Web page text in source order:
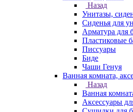
Назад
Унитазы,
Сиденья для
Арматура для
Пластиковые
Писсуары
Биде
Чаши Генуя
Ванная комната,
Назад
Ванная
Аксессуары